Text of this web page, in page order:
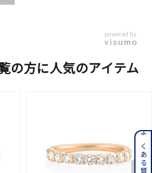
powered by
の方に人気のアイテム